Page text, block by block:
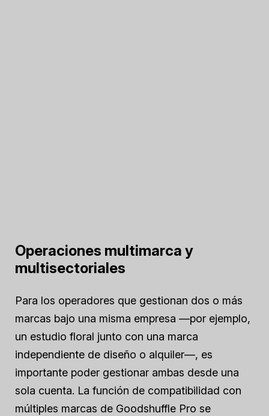
Operaciones multimarca y
multisectoriales
Para los operadores que gestionan dos o más
marcas bajo una misma empresa —por ejemplo,
un estudio floral junto con una marca
independiente de diseño o alquiler—, es
importante poder gestionar ambas desde una
sola cuenta. La función de compatibilidad con
múltiples marcas de Goodshuffle Pro se